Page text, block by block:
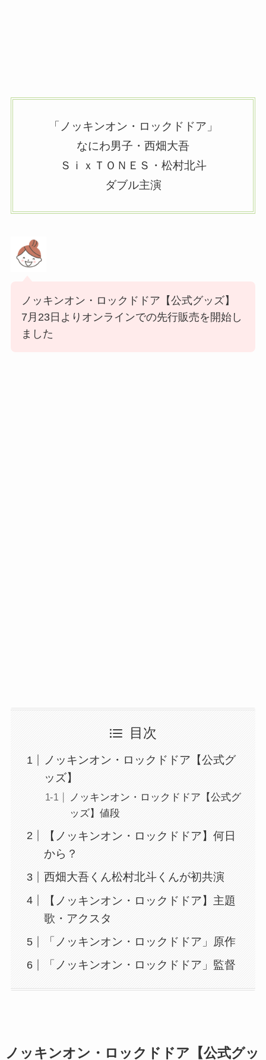
「ノッキンオン・ロックドドア」
なにわ男子・西畑大吾
ＳｉｘＴＯＮＥＳ・松村北斗
ダブル主演
ノッキンオン・ロックドドア【公式グッズ】
7月23日よりオンラインでの先行販売を開始し
ました
目次
ノッキンオン・ロックドドア【公式グ
ッズ】
ノッキンオン・ロックドドア【公式グ
ッズ】値段
【ノッキンオン・ロックドドア】何日
から？
西畑大吾くん松村北斗くんが初共演
【ノッキンオン・ロックドドア】主題
歌・アクスタ
「ノッキンオン・ロックドドア」原作
「ノッキンオン・ロックドドア」監督
ノッキンオン・ロックドドア【公式グッ